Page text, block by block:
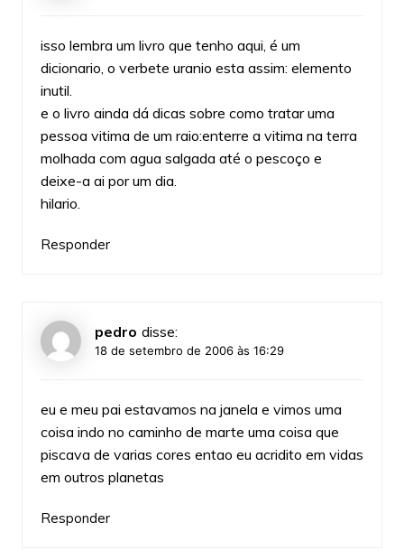
isso lembra um livro que tenho aqui, é um
dicionario, o verbete uranio esta assim: elemento
inutil.
e o livro ainda dá dicas sobre como tratar uma
pessoa vitima de um raio:enterre a vitima na terra
molhada com agua salgada até o pescoço e
deixe-a ai por um dia.
hilario.
Responder
pedro disse:
18 de setembro de 2006 às 16:29
eu e meu pai estavamos na janela e vimos uma
coisa indo no caminho de marte uma coisa que
piscava de varias cores entao eu acridito em vidas
em outros planetas
Responder